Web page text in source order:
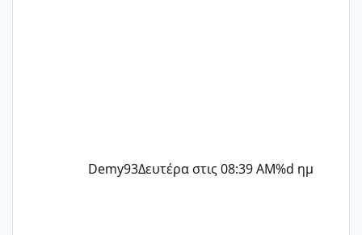
Demy93Δευτέρα στις 08:39 AM%d ημ